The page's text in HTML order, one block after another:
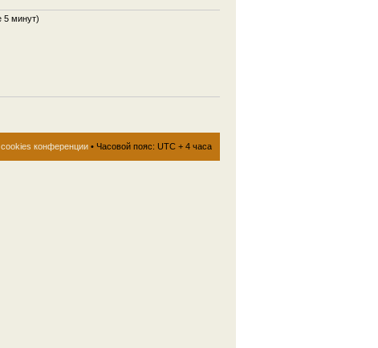
5 минут)
cookies конференции • Часовой пояс: UTC + 4 часа